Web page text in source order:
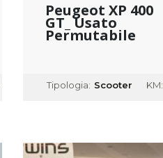
Peugeot XP 400
GT_ Usato
Permutabile
Tipologia: Scooter KM: